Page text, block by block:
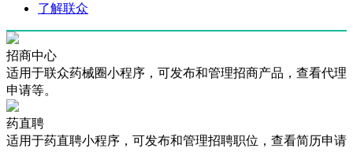
了解联众
招商中心
适用于联众药械圈小程序，可发布和管理招商产品，查看代理
申请等。
药直聘
适用于药直聘小程序，可发布和管理招聘职位，查看简历申请